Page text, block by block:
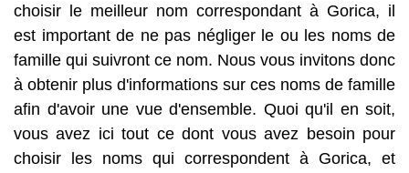
choisir le meilleur nom correspondant à Gorica, il
est important de ne pas négliger le ou les noms de
famille qui suivront ce nom. Nous vous invitons donc
à obtenir plus d'informations sur ces noms de famille
afin d'avoir une vue d'ensemble. Quoi qu'il en soit,
vous avez ici tout ce dont vous avez besoin pour
choisir les noms qui correspondent à Gorica, et